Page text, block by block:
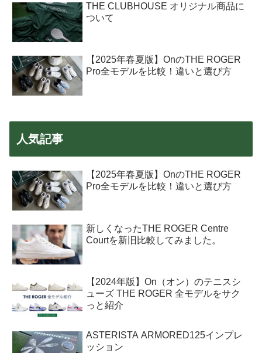
THE CLUBHOUSE オリジナル商品に
ついて
【2025年春夏版】OnのTHE ROGER
Pro全モデルを比較！違いと選び方
人気記事
【2025年春夏版】OnのTHE ROGER
Pro全モデルを比較！違いと選び方
新しくなったTHE ROGER Centre
Courtを新旧比較してみました。
【2024年版】On（オン）のテニスシ
ューズ THE ROGER 全モデルをサク
っと紹介
ASTERISTA ARMORED125インプレ
ッション